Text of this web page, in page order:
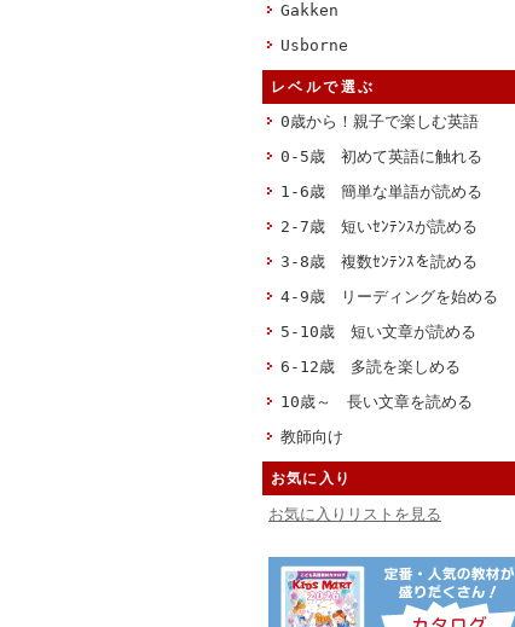
Gakken
Usborne
レベルで選ぶ
0歳から！親子で楽しむ英語
0-5歳 初めて英語に触れる
1-6歳 簡単な単語が読める
2-7歳 短いｾﾝﾃﾝｽが読める
3-8歳 複数ｾﾝﾃﾝｽを読める
4-9歳 リーディングを始める
5-10歳 短い文章が読める
6-12歳 多読を楽しめる
10歳～ 長い文章を読める
教師向け
お気に入り
お気に入りリストを見る